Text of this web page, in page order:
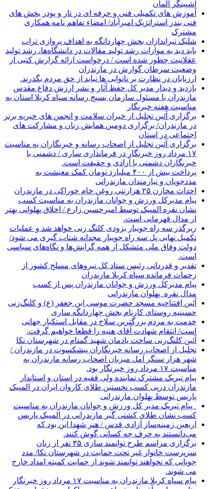
اشپینگر آلمان
آموزش های تکمیلی فنی و حرفه ای در تار و پودر بخش های
فنی بندر استراتژیک امیرآباد/ امضاء تفاهم نامه همکاری
مشترک
شلیک تیراندازان بخش چهاردانگه به اهداف پروازی تراپ
باید دید به موازات رشد تولید مقالات در دانشگاه‌ها، رشد تولید
عقلانیت چطور شده است / درخواست ارائه گزارش کتبی از
وضعیت سرطان گوارش در مازندران
ارزیابان در نظارت بر نانوایی ها نباید از حق مردم بگذرند.
بازدید و دیدار مدیر کل حفظ آثار و نشر ارزش دفاع مقدس
مازندران با مسئول سازمان بسیج رسانه سپاه کربلا استان به
مناسبت هفته خبرنگار
برگزاری آئین تجلیل از خیران سلامت و انجمن های خیریه برتر
در مازندران/ برگزاری دومین همایش زنان و مشارکت های
اجتماعی در استان
برگزاری آئین تجلیل از اصحاب رسانه و خبرنگاران به مناسبت
۱۷ مرداد روز خبرنگار در فرمانداری ساری / دشمنی با
خبرنگاران دشمنی با آزادی و حقیقت است.
پرداخت بیش از ۴۰۰ میلیارد تومان کمک معیشت به
مددجویان و نیازمندان مازندرانی
احداث مخازن ۲۵ هزارتنی روغن خام خوراکی در مازندران
پیام مدیرکل ورزش و جوانان مازندران به مناسبت کسب
نشان نقره المپیک توسط امیرحسین زارع / اخلاق پهلوانی بهتر
ار مدال قهرمانی است.
زیرگذر سه راه جویبار بزودی کلنگ زنی خواهد شد و عملیات
تکمیل نهایی پل سه راه جویبار مجدانه شتاب گیری می شود/
دولت وفاق ملی متشکل از همه گرایش‌ها و نگاه‌های سیاسی
است.
تقدیر و قدردانی رئیس ستاد کل نیرو‌های مسلح کشور از
زحمات فرمانده سپاه کربلا مازندران
پیام مدیرکل ورزش و جوانان مازندران پس از کسب
مدال نقره پهلوان مازندرانی
آئین افتتاحیه مسجد حضرت موسی ابن جعفر (ع) و کلنگ‌زنی
حسینیه روستای کارنام بخش چهاردانگه ساری
خدمت به مردم بزرگترین سلاح در مقابل استکبار جهانی
است/ انتقام شهادت آقای هنیه را قطعا خواهیم گرفت.
آئین کلنگ‌زنی ساخت یادمان شهید گمنام در شهرستان نکا
تجلیل از اصحاب رسانه خبرنگاران پیشکسوت در مازندران /
شهر هزار سنگر آمل میزبان اصحاب رسانه مازندران به
مناسبت ۱۷ مرداد روز خبرنگار بود.
پیام تبریک مشترک نماینده ولی فقیه در استان و استاندار
مازندران درپی کسب نخستین طلای کاروان ایران در المپیک
پاریس توسط پهلوان مازندرانی
‍ ‍ پیام تبریک مدیر کل ورزش و جوانان مازندران به مناسبت
کسب نشان طلای کشتی گیر مازندرانی در المپیک پاریس
اربعین زمینه‌ساز آزادی قدس / هنر شهدا این بود که
می‌دانستند به حرف چه کسانی گوش کنند.
برگزاری مراسم طرح توانمند سازی ۳۵ نفر از زنان
سرپرست خانوار غیر تحت حمایت در شهرستان نکا/ مدد
جویانی که نخواهند توانمند شوند از حمایت کمیته امداد خارج
می شوند.
پیام سپاه کربلا مازندران به مناسبت ۱۷ مرداد روز خبرنگار